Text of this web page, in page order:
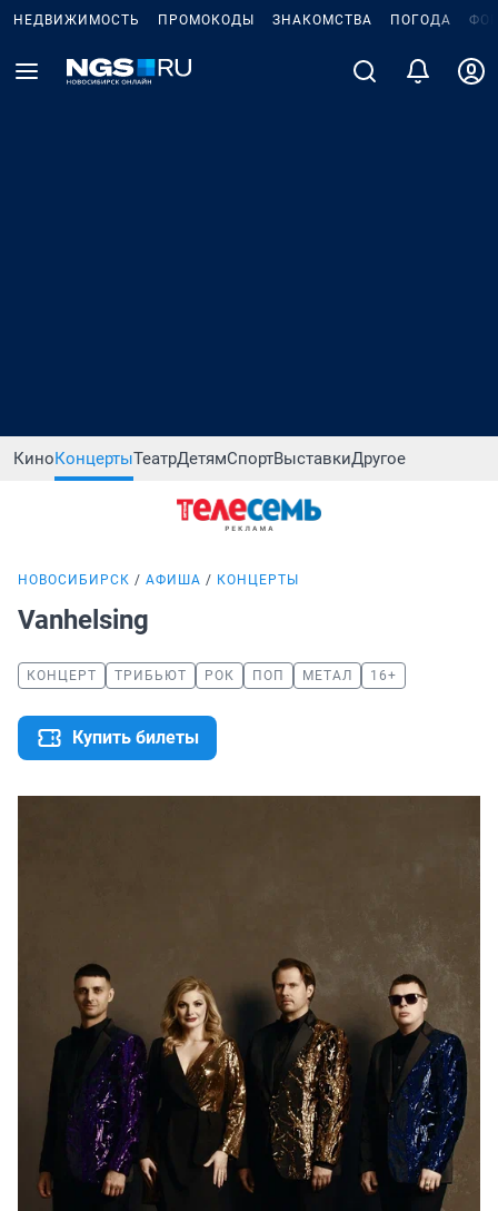
НЕДВИЖИМОСТЬ ПРОМОКОДЫ ЗНАКОМСТВА ПОГОДА
КиноКонцертыТеатрДетямСпортВыставкиДругое
НОВОСИБИРСК АФИША КОНЦЕРТЫ
Vanhelsing
КОНЦЕРТ ТРИБЬЮТ РОК ПОП МЕТАЛ 16+
Купить билеты